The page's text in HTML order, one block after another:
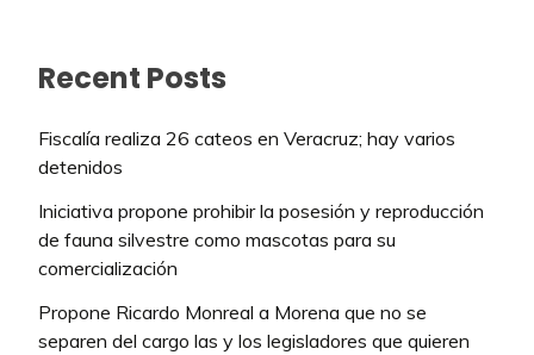
Recent Posts
Fiscalía realiza 26 cateos en Veracruz; hay varios
detenidos
Iniciativa propone prohibir la posesión y reproducción
de fauna silvestre como mascotas para su
comercialización
Propone Ricardo Monreal a Morena que no se
separen del cargo las y los legisladores que quieren